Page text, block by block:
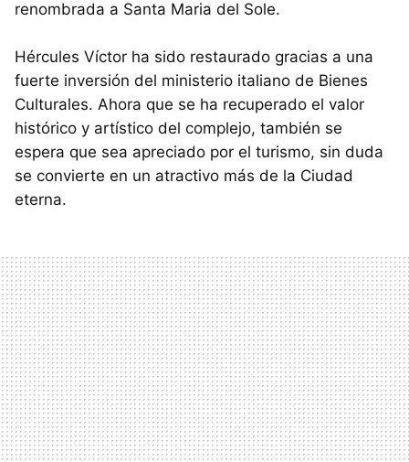
renombrada a Santa Maria del Sole.
Hércules Víctor ha sido restaurado gracias a una
fuerte inversión del ministerio italiano de Bienes
Culturales. Ahora que se ha recuperado el valor
histórico y artístico del complejo, también se
espera que sea apreciado por el turismo, sin duda
se convierte en un atractivo más de la Ciudad
eterna.